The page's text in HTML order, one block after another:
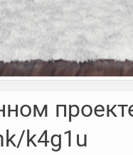
k4g1u